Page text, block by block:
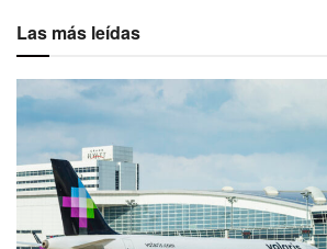
Las más leídas